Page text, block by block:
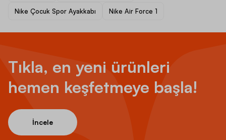
Nike Çocuk Spor Ayakkabı Nike Air Force 1
Tıkla, en yeni ürünleri
hemen keşfetmeye başla!
İncele